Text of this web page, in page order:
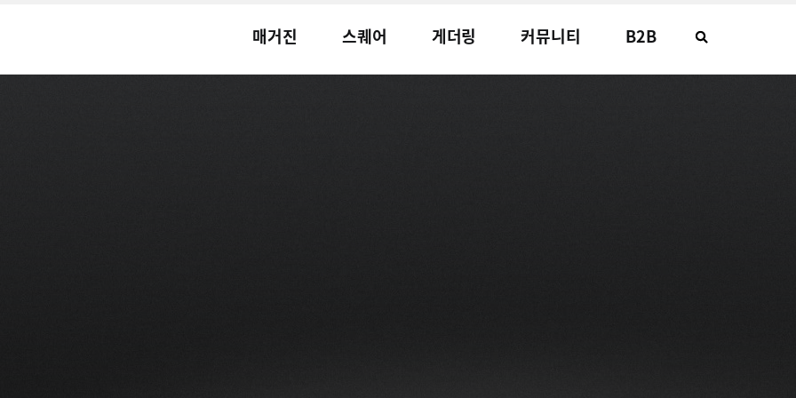
매거진 스퀘어 게더링 커뮤니티 B2B